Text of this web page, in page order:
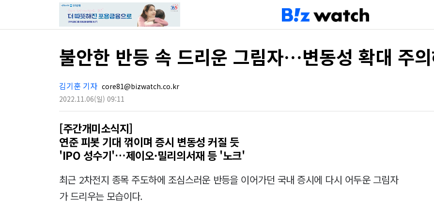
불안한 반등 속 드리운 그림자…변동성 확대 주
김기훈 기자 core81@bizwatch.co.kr
2022.11.06(일) 09:11
[주간개미소식지]
연준 피봇 기대 꺾이며 증시 변동성 커질 듯
'IPO 성수기'…제이오·밀리의서재 등 '노크'
최근 2차전지 종목 주도하에 조심스러운 반등을 이어가던 국내 증시에 다시 어두운 그림자
가 드리우는 모습이다.